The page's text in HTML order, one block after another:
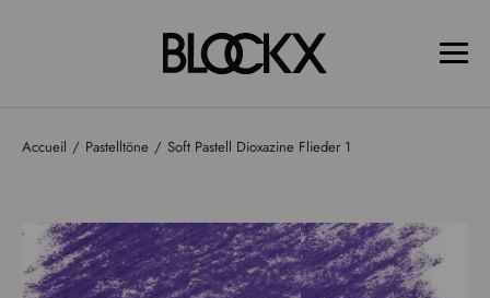
Accueil Pastelltöne Soft Pastell Dioxazine Flieder 1